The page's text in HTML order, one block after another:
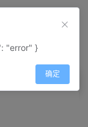
"error" }
确定